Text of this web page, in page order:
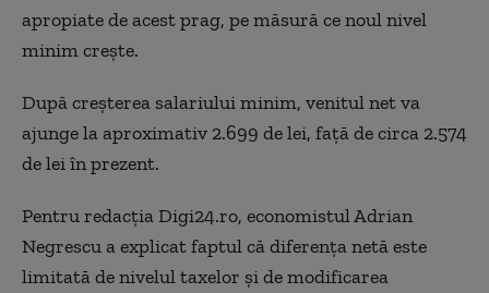
apropiate de acest prag, pe măsură ce noul nivel
minim crește.
După creșterea salariului minim, venitul net va
ajunge la aproximativ 2.699 de lei, față de circa 2.574
de lei în prezent.
Pentru redacția Digi24.ro, economistul Adrian
Negrescu a explicat faptul că diferența netă este
limitată de nivelul taxelor și de modificarea